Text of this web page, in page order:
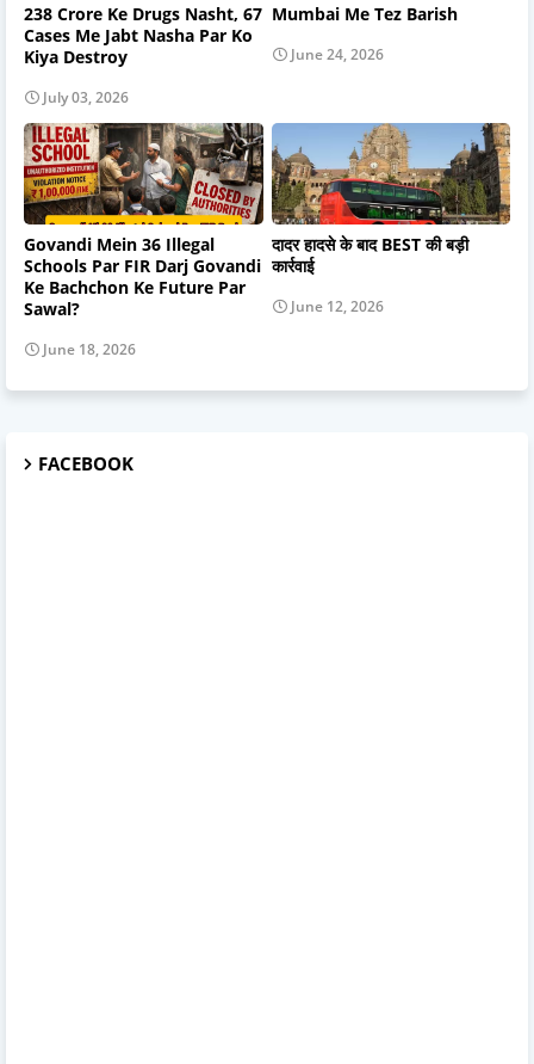
238 Crore Ke Drugs Nasht, 67
Cases Me Jabt Nasha Par Ko
Kiya Destroy
July 03, 2026
Mumbai Me Tez Barish
June 24, 2026
Govandi Mein 36 Illegal
Schools Par FIR Darj Govandi
Ke Bachchon Ke Future Par
Sawal?
June 18, 2026
दादर हादसे के बाद BEST की बड़ी
कार्रवाई
June 12, 2026
FACEBOOK